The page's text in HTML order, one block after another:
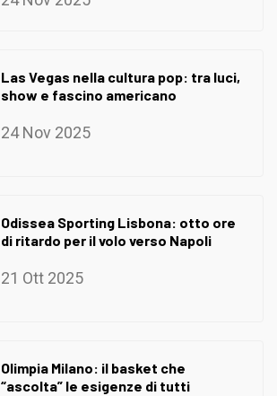
Las Vegas nella cultura pop: tra luci,
show e fascino americano
24 Nov 2025
Odissea Sporting Lisbona: otto ore
di ritardo per il volo verso Napoli
21 Ott 2025
Olimpia Milano: il basket che
“ascolta” le esigenze di tutti